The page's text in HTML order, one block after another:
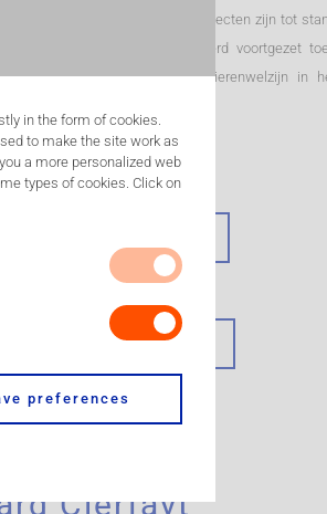
Die projecten zijn tot
van Bianca Debaets en werd voortgezet
verantwoordelijk werd voor Dierenwelzijn in
De RE-Place-databank
Clerfayt
in the form of cookies.
to make the site work as
a more personalized web
types of cookies. Click on
our systems. Our site for
can set your browser to
to identify you. It is all
This cookie from a
preferences